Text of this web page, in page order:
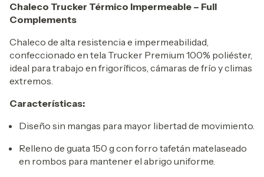
Chaleco Trucker Térmico Impermeable – Full
Complements
Chaleco de alta resistencia e impermeabilidad,
confeccionado en tela Trucker Premium 100% poliéster,
ideal para trabajo en frigoríficos, cámaras de frío y climas
extremos.
Características:
Diseño sin mangas para mayor libertad de movimiento.
Relleno de guata 150 g con forro tafetán matelaseado
en rombos para mantener el abrigo uniforme.